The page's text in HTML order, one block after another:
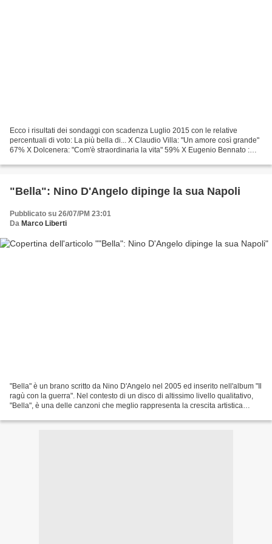
Ecco i risultati dei sondaggi con scadenza Luglio 2015 con le relative
percentuali di voto: La più bella di... X Claudio Villa: "Un amore così grande"
67% X Dolcenera: "Com'è straordinaria la vita" 59% X Eugenio Bennato :
"Bella": Nino D'Angelo dipinge la sua Napoli
Pubblicato su 26/07/PM 23:01
Da Marco Liberti
"Bella" è un brano scritto da Nino D'Angelo nel 2005 ed inserito nell'album "Il
ragù con la guerra". Nel contesto di un disco di altissimo livello qualitativo,
"Bella", è una delle canzoni che meglio rappresenta la crescita artistica